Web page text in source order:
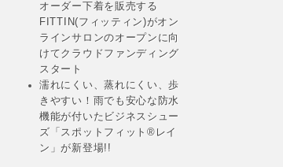
オーダー下着を販売する
FITTIN(フィッティン)がオン
ラインサロンのオープンに向
けてクラウドファンディング
スタート
濡れにくい、蒸れにくい、歩
きやすい！雨でも安心な防水
機能が付いたビジネスシュー
ズ「スポットフィット®レイ
ン」が新登場!!